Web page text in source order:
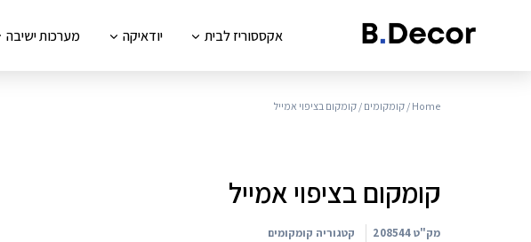
אקססוריז לבית יודאיקה מערכות ישיבה
Home
/ קומקומים / קומקום בציפוי אמייל
קומקום בציפוי אמייל
מק"ט208544 קטגוריה קומקומים